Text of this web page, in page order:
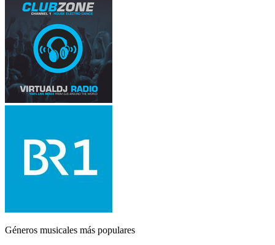
Géneros musicales más populares